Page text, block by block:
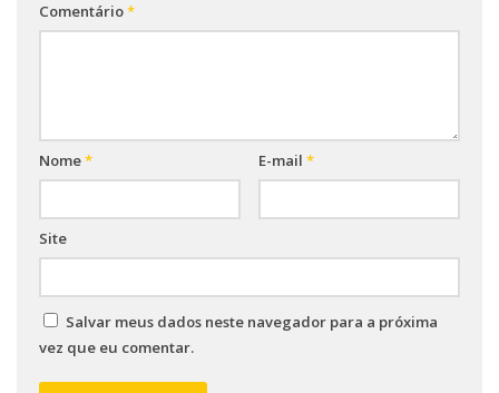
Comentário*
Nome* E-mail *
Site
Salvar meus dados neste navegador para a próxima
vez que eu comentar.